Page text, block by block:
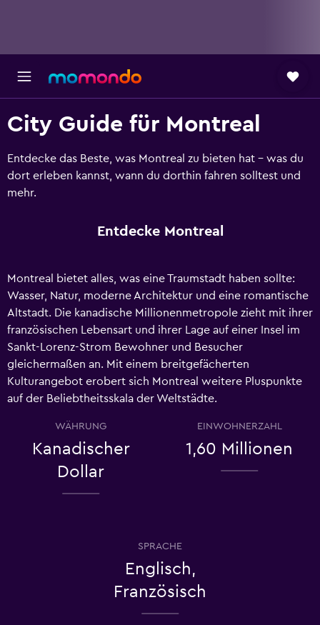
City Guide für Montreal
Entdecke das Beste, was Montreal zu bieten hat - was du
dort erleben kannst, wann du dorthin fahren solltest und
mehr.
Entdecke Montreal
Montreal bietet alles, was eine Traumstadt haben sollte:
Wasser, Natur, moderne Architektur und eine romantische
Altstadt. Die kanadische Millionenmetropole zieht mit ihrer
französischen Lebensart und ihrer Lage auf einer Insel im
Sankt-Lorenz-Strom Bewohner und Besucher
gleichermaßen an. Mit einem breitgefächerten
Kulturangebot erobert sich Montreal weitere Pluspunkte
auf der Beliebtheitsskala der Weltstädte.
WÄHRUNG
Kanadischer
Dollar
EINWOHNERZAHL
1,60 Millionen
SPRACHE
Englisch,
Französisch